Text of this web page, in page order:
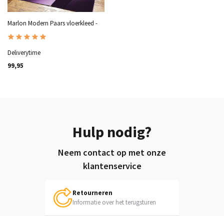
Marlon Modern Paars vloerkleed -
Deliverytime
99,95
Hulp nodig?
Neem contact op met onze
klantenservice
Retourneren
Informatie over het terugsturen